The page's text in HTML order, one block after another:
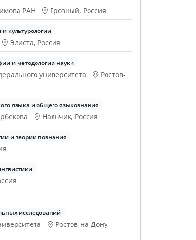
РАН Грозный, Россия
культурологии
Элиста, Россия
и методологии науки
университета
Ростов-
языка и общего языкознания
Нальчик, Россия
и теории познания
исследований
Ростов-на-Дону,